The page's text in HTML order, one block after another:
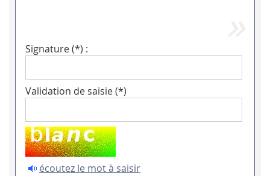
Signature (*) :
Validation de saisie (*)
écoutez le mot à saisir